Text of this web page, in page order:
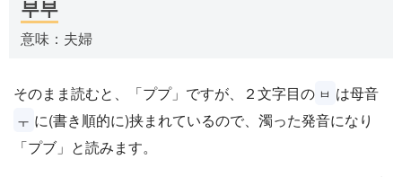
부부
意味：夫婦
そのまま読むと、「ププ」ですが、２文字目の ㅂ は母音
ㅜ に(書き順的に)挟まれているので、濁った発音になり
「プブ」と読みます。